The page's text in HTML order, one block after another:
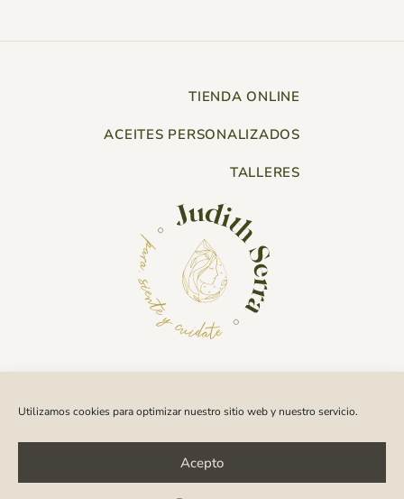
Utilizamos cookies para optimizar nuestro sitio web y nuestro servicio.
Acepto
TIENDA ONLINE
ACEITES PERSONALIZADOS
TALLERES
ENVÍOS Y DEVOLUCIONES
CONTACTO